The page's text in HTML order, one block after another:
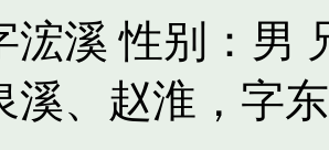
浤溪 性别：男
溪、 赵淮，字